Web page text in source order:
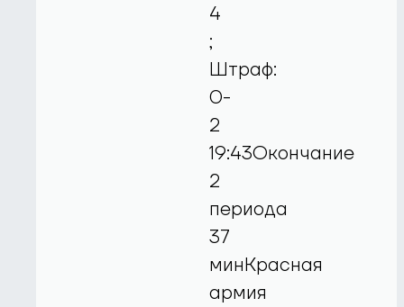
4
;
Штраф:
0-
2
19:43Окончание
2
периода
37
минКрасная
армия